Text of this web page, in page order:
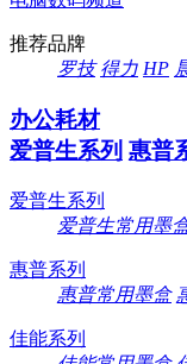
推荐品牌
罗技 得力 HP
办公耗材
爱普生系列 惠普
爱普生系列
爱普生常用墨
惠普系列
惠普常用墨盒
佳能系列